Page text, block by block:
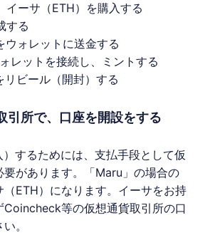
イーサ（ETH）を購入する
する
ウォレットに送金する
レットを接続し、ミントする
リビール（開封）する
引所で、口座を開設をする
）するためには、支払手段として​​仮
があります。「Maru 」の場合の
ETH）になります。イーサをお持
Coincheck等の仮想通貨取引所の口
。